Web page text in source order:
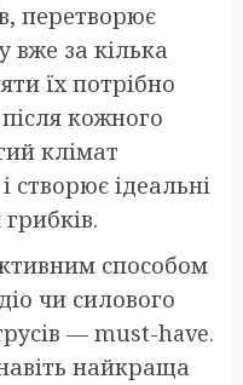
перетворює
вже за кілька
їх потрібно
кожного
клімат
створює ідеальні
способом
чи силового
— must-have.
найкраща